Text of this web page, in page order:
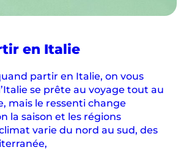
en Italie
partir en Italie, on vous
se prête au voyage tout au
mais le ressenti change
la saison et les régions
varie du nord au sud, des